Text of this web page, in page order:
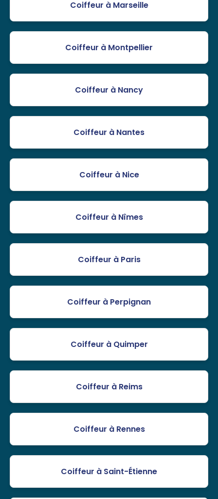
Coiffeur à Marseille
Coiffeur à Montpellier
Coiffeur à Nancy
Coiffeur à Nantes
Coiffeur à Nice
Coiffeur à Nîmes
Coiffeur à Paris
Coiffeur à Perpignan
Coiffeur à Quimper
Coiffeur à Reims
Coiffeur à Rennes
Coiffeur à Saint-Étienne